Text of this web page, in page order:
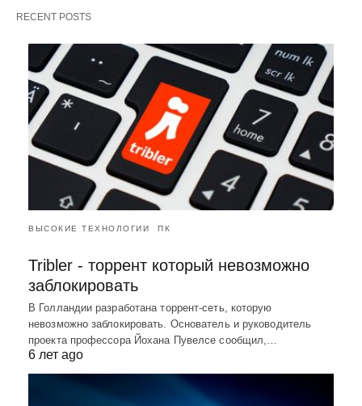
RECENT POSTS
ВЫСОКИЕ ТЕХНОЛОГИИ ПК
Tribler - торрент который невозможно
заблокировать
В Голландии разработана торрент-сеть, которую
невозможно заблокировать. Основатель и руководитель
проекта профессора Йохана Пувелсе сообщил,…
6 лет ago